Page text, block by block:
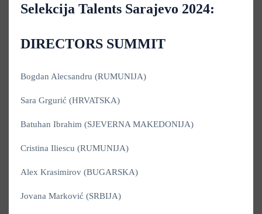
Selekcija Talents Sarajevo 2024:
DIRECTORS SUMMIT
Bogdan Alecsandru (RUMUNIJA)
Sara Grgurić (HRVATSKA)
Batuhan Ibrahim (SJEVERNA MAKEDONIJA)
Cristina Iliescu (RUMUNIJA)
Alex Krasimirov (BUGARSKA)
Jovana Marković (SRBIJA)